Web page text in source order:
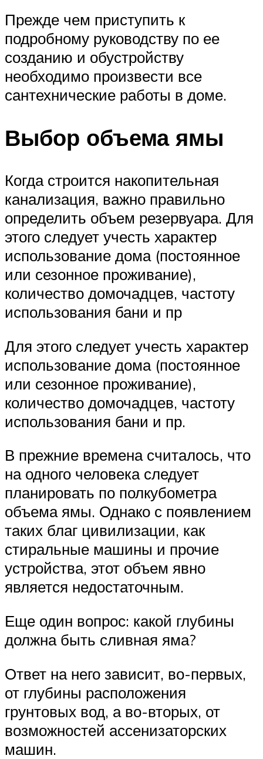
Прежде чем приступить к
подробному руководству по ее
созданию и обустройству
необходимо произвести все
сантехнические работы в доме.
Выбор объема ямы
Когда строится накопительная
канализация, важно правильно
определить объем резервуара. Для
этого следует учесть характер
использование дома (постоянное
или сезонное проживание),
количество домочадцев, частоту
использования бани и пр
Для этого следует учесть характер
использование дома (постоянное
или сезонное проживание),
количество домочадцев, частоту
использования бани и пр.
В прежние времена считалось, что
на одного человека следует
планировать по полкубометра
объема ямы. Однако с появлением
таких благ цивилизации, как
стиральные машины и прочие
устройства, этот объем явно
является недостаточным.
Еще один вопрос: какой глубины
должна быть сливная яма?
Ответ на него зависит, во-первых,
от глубины расположения
грунтовых вод, а во-вторых, от
возможностей ассенизаторских
машин.